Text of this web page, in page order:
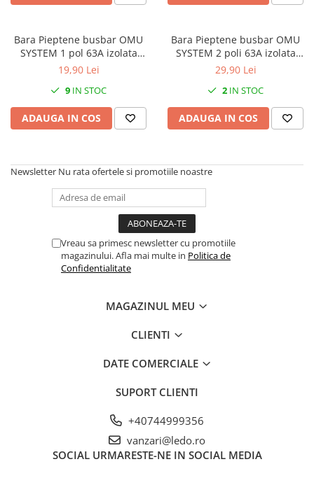
Doze electrice
Doze din plastic
Doze aluminiu
Doze incastrate
Prize si fise trifazice
Trasee electrice
Canal cablu metalic perforat
Canal cablu metalic din sarma
Tuburi rigide din plastic PVC
Prize si fise electrice
Accesorii electrice
Sisteme de impamantare -
Bara Pieptene busbar OMU
SYSTEM 1 pol 63A izolata
210mm 10mm² tip U / furca ,
electrice 230/400V AC
19,90 Lei
9 IN STOC
ADAUGA IN COS
Bara Pieptene busbar OMU
SYSTEM 2 poli 63A izolata
210mm 10mm² tip pini , 12
electrice 230/400V AC
29,90 Lei
2 IN STOC
ADAUGA IN COS
Newsletter Nu rata ofertele si promotiile noastre
Vreau sa primesc newsletter cu promotiile
magazinului. Afla mai multe in Politica de
Confidentialitate
MAGAZINUL MEU
CLIENTI
DATE COMERCIALE
SUPORT CLIENTI
+40744999356
vanzari@ledo.ro
SOCIAL URMARESTE-NE IN SOCIAL MEDIA